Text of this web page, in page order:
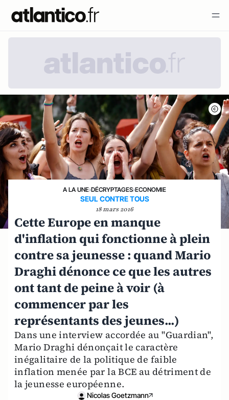
A LA UNE›DÉCRYPTAGES›ECONOMIE
SEUL CONTRE TOUS
18 mars 2016
Cette Europe en manque
d'inflation qui fonctionne à plein
contre sa jeunesse : quand Mario
Draghi dénonce ce que les autres
ont tant de peine à voir (à
commencer par les
représentants des jeunes...)
Dans une interview accordée au "Guardian",
Mario Draghi dénonçait le caractère
inégalitaire de la politique de faible
inflation menée par la BCE au détriment de
la jeunesse européenne.
Nicolas Goetzmann